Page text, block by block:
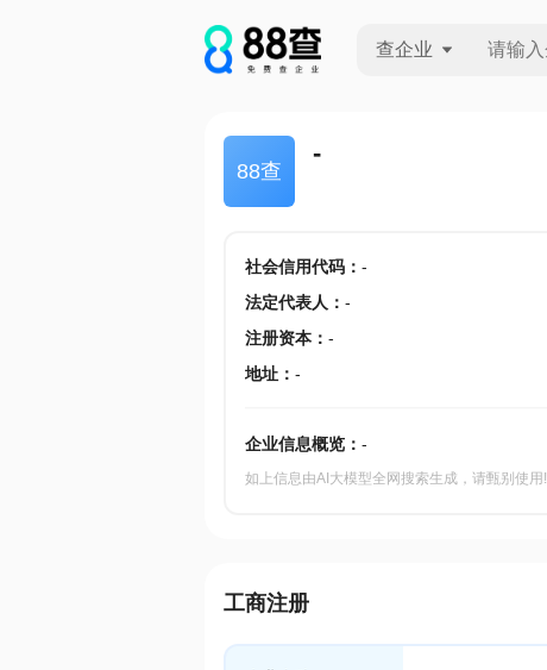
查企业
88查
-
社会信用代码： -
法定代表人 ： -
注册资本： -
地址： -
企业信息概览： -
如上信息由AI大模型全网搜索生成，请甄别使用!
工商注册